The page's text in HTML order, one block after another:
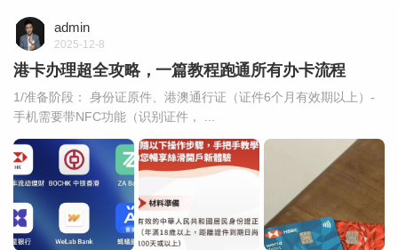
admin
2025-12-8
港卡办理超全攻略，一篇教程跑通所有办卡流程
1/准备阶段： 身份证原件、港澳通行证（证件6个月有效期以上）-
手机需要带NFC功能（识别证件， ...